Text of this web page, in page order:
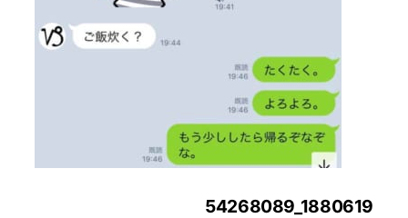
54268089_1880619